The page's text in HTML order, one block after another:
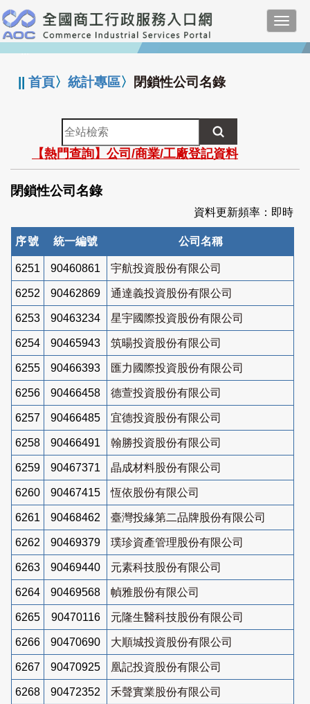
跳
到
主
要
:::
||首頁〉統計專區〉 閉鎖性公司名錄
全
站
檢
索
【熱門查詢】公司/商業/工廠登記資料
閉鎖性公司名錄
資料更新頻率：即時
序號 統一編號 公司名稱
6251 90460861 宇航投資股份有限公司
6252 90462869 通達義投資股份有限公司
6253 90463234 星宇國際投資股份有限公司
6254 90465943 筑暘投資股份有限公司
6255 90466393 匯力國際投資股份有限公司
6256 90466458 德萱投資股份有限公司
6257 90466485 宜德投資股份有限公司
6258 90466491 翰勝投資股份有限公司
6259 90467371 晶成材料股份有限公司
6260 90467415 恆依股份有限公司
6261 90468462 臺灣投緣第二品牌股份有限公司
6262 90469379 璞珍資產管理股份有限公司
6263 90469440 元素科技股份有限公司
6264 90469568 幀雅股份有限公司
6265 90470116 元隆生醫科技股份有限公司
6266 90470690 大順城投資股份有限公司
6267 90470925 凰記投資股份有限公司
6268 90472352 禾聲實業股份有限公司